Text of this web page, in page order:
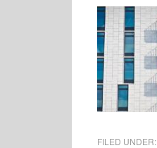
FILED UNDER: